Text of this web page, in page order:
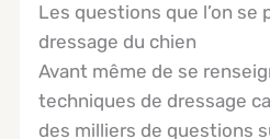
Les questions que l’on se
dressage du chien
Avant même de se
techniques de dressage
des milliers de questions